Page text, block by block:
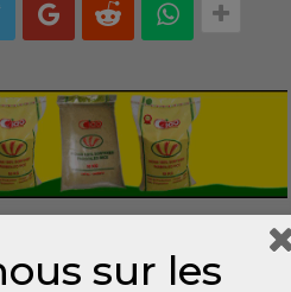
sur les